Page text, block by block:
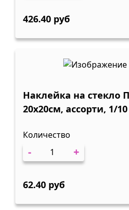
426.40 руб
Наклейка на
20х20см, ассорти, 1/10
Количество
- +
62.40 руб